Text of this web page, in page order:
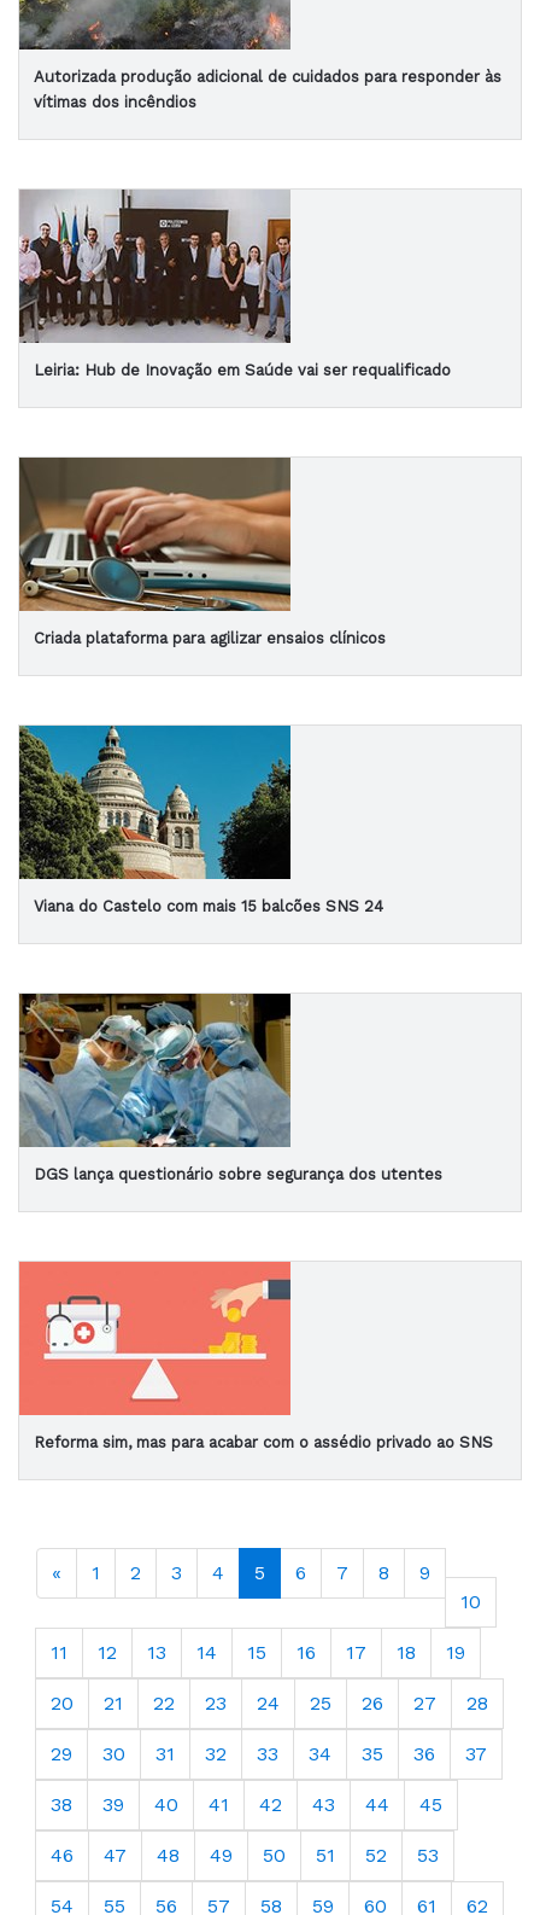
Autorizada produção adicional de cuidados para responder às
vítimas dos incêndios
Leiria: Hub de Inovação em Saúde vai ser requalificado
Criada plataforma para agilizar ensaios clínicos
Viana do Castelo com mais 15 balcões SNS 24
DGS lança questionário sobre segurança dos utentes
Reforma sim, mas para acabar com o assédio privado ao SNS
« 1 2 3 4 5 6 7 8
9
10
11 12 13 14 15 16 17 18 19
20 21 22 23 24 25 26 27 28
29 30 31 32 33 34 35 36 37
38 39 40 41 42 43 44 45
46 47 48 49 50 51 52 53
54 55 56 57 58 59 60 61 62